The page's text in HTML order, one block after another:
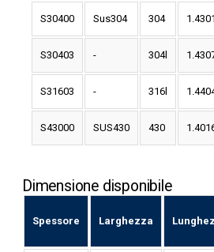
S30400 Sus304 304 1.4301
S30403 - 304l
S31603 - 316l
S43000 SUS430 430
Dimensione disponibile
Spessore Larghezza